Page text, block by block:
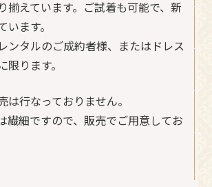
揃えています。ご試着も可能で、新
います。
ンタルのご成約者様、またはドレス
限ります。
は行なっておりません。
繊細ですので、販売でご用意してお